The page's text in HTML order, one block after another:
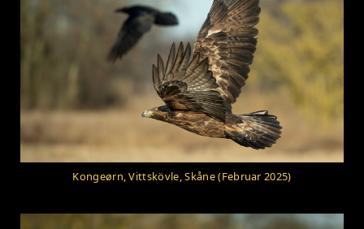
Kongeørn, Vittskövle, Skåne (Februar 2025)